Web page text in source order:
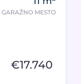
GARAŽNO MESTO
€17.740